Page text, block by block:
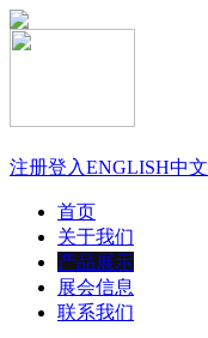
注册登入ENGLISH中文
首页
关于我们
产品展示
展会信息
联系我们